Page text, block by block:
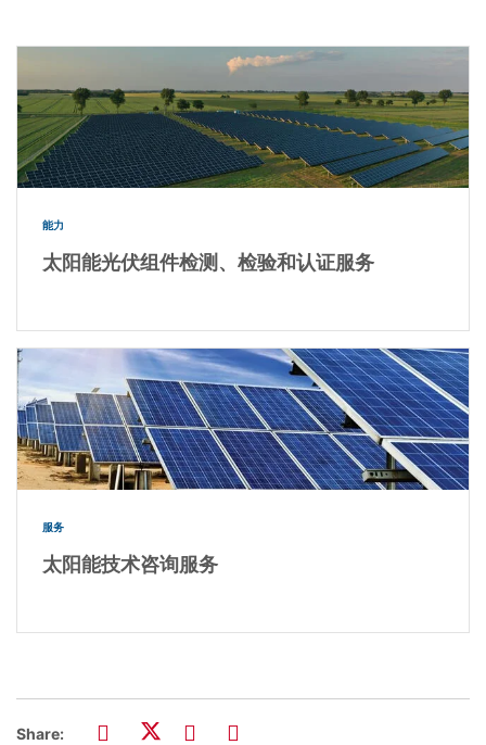
能力
太阳能光伏组件检测、检验和认证服务
服务
太阳能技术咨询服务
Share: